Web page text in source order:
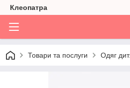
Клеопатра
Товари та послуги Одяг